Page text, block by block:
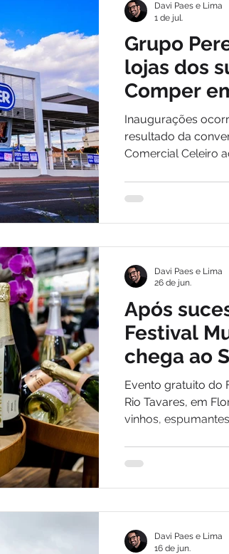
Grupo
lojas dos
Comper
quarta-
Inaugurações
resultado da
Comercial Celeiro
Davi Paes e Lima
1 de jul.
Após
Festival
chega ao
sábado
Evento gratuito do
Rio Tavares, em
vinhos,
Davi Paes e Lima
26 de jun.
Davi Paes e Lima
16 de jun.